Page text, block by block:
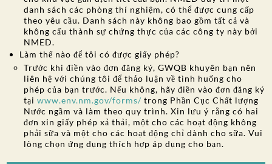
danh sách các phòng thí nghiệm, có thể được cung cấp
theo yêu cầu. Danh sách này không bao gồm tất cả và
không cấu thành sự chứng thực của các công ty này bởi
NMED.
Làm thế nào để tôi có được giấy phép?
Trước khi điền vào đơn đăng ký, GWQB khuyên bạn nên
liên hệ với chúng tôi để thảo luận về tình huống cho
phép của bạn trước. Nếu không, hãy điền vào đơn đăng ký
tạiwww.env.nm.gov/forms/ trong Phần Cục Chất lượng
Nước ngầm và làm theo quy trình. Xin lưu ý rằng có hai
đơn xin giấy phép xả thải, một cho các hoạt động không
phải sữa và một cho các hoạt động chỉ dành cho sữa. Vui
lòng chọn ứng dụng thích hợp áp dụng cho bạn.